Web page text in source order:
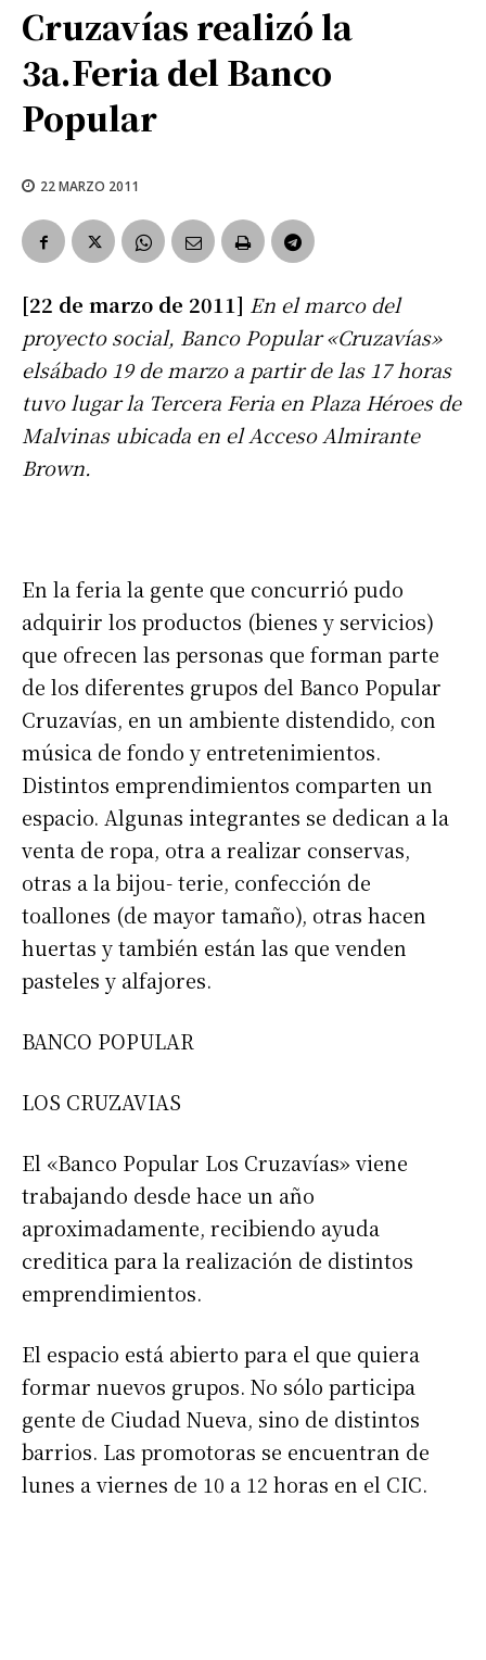
Cruzavías realizó la
3a.Feria del Banco
Popular
22 MARZO 2011
[22 de marzo de 2011] En el marco del
proyecto social, Banco Popular «Cruzavías»
elsábado 19 de marzo a partir de las 17 horas
tuvo lugar la Tercera Feria en Plaza Héroes de
Malvinas ubicada en el Acceso Almirante
Brown.
En la feria la gente que concurrió pudo
adquirir los productos (bienes y servicios)
que ofrecen las personas que forman parte
de los diferentes grupos del Banco Popular
Cruzavías, en un ambiente distendido, con
música de fondo y entretenimientos.
Distintos emprendimientos comparten un
espacio. Algunas integrantes se dedican a la
venta de ropa, otra a realizar conservas,
otras a la bijou- terie, confección de
toallones (de mayor tamaño), otras hacen
huertas y también están las que venden
pasteles y alfajores.
BANCO POPULAR
LOS CRUZAVIAS
El «Banco Popular Los Cruzavías» viene
trabajando desde hace un año
aproximadamente, recibiendo ayuda
creditica para la realización de distintos
emprendimientos.
El espacio está abierto para el que quiera
formar nuevos grupos. No sólo participa
gente de Ciudad Nueva, sino de distintos
barrios. Las promotoras se encuentran de
lunes a viernes de 10 a 12 horas en el CIC.